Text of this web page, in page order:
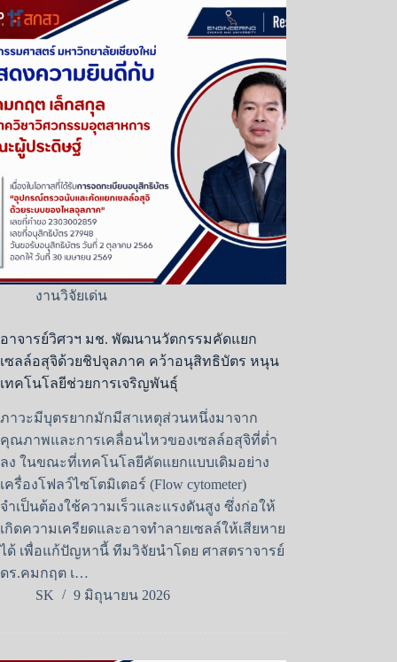
งานวิจัยเด่น
อาจารย์วิศวฯ มช. พัฒนานวัตกรรมคัดแยก
เซลล์อสุจิด้วยชิปจุลภาค คว้าอนุสิทธิบัตร หนุน
เทคโนโลยีช่วยการเจริญพันธุ์
ภาวะมีบุตรยากมักมีสาเหตุส่วนหนึ่งมาจาก
คุณภาพและการเคลื่อนไหวของเซลล์อสุจิที่ต่ำ
ลง ในขณะที่เทคโนโลยีคัดแยกแบบเดิมอย่าง
เครื่องโฟลว์ไซโตมิเตอร์ (Flow cytometer)
จำเป็นต้องใช้ความเร็วและแรงดันสูง ซึ่งก่อให้
เกิดความเครียดและอาจทำลายเซลล์ให้เสียหาย
ได้ เพื่อแก้ปัญหานี้ ทีมวิจัยนำโดย ศาสตราจารย์
ดร.คมกฤต เ…
SK
9 มิถุนายน 2026